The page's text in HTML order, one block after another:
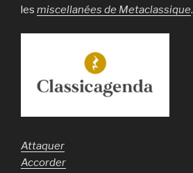
les miscellanées de Metaclassique.
Attaquer
Accorder